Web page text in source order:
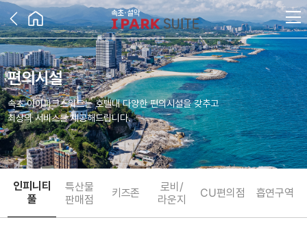
편의시설
속초 아이파크스위트는 호텔내 다양한 편의시설을 갖추고
최상의 서비스를 제공해드립니다.
인피니티
풀
특산물
판매점
키즈존
로비/
라운지
CU편의점 흡연구역